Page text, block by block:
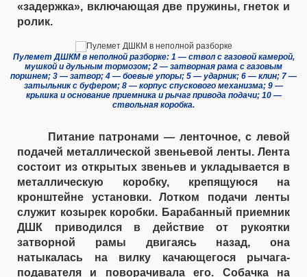
«задержка», включающая две пружины, гнеток и
ролик.
Пулемет ДШКМ в неполной разборке: 1 — ствол с газовой камерой,
мушкой и дульным тормозом; 2 — затворная рама с газовым
поршнем; 3 — затвор; 4 — боевые упоры; 5 — ударник; 6 — клин; 7 —
затыльник с буфером; 8 — корпус спускового механизма; 9 —
крышка и основание приемника и рычаг привода подачи; 10 —
ствольная коробка.
Питание патронами — ленточное, с левой
подачей металлической звеньевой ленты. Лента
состоит из открытых звеньев и укладывается в
металлическую коробку, крепящуюся на
кронштейне установки. Лотком подачи ленты
служит козырек коробки. Барабанный приемник
ДШК приводился в действие от рукоятки
затворной рамы двигаясь назад, она
натыкалась на вилку качающегося рычага-
подавателя и поворачивала его. Собачка на